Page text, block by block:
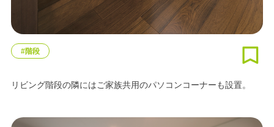
#階段
リビング階段の隣にはご家族共用のパソコンコーナーも設置。